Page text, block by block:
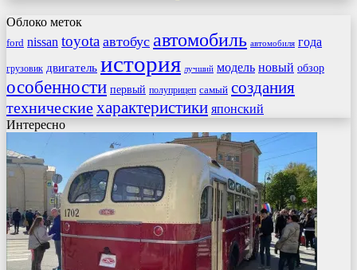
Облоко меток
ford nissan toyota автобус автомобиль автомобиля года
грузовик двигатель история лучший модель новый обзор
особенности первый полуприцеп самый создания
техническиехарактеристики японский
Интересно